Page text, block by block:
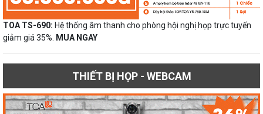
TOA TS-690: Hệ thống âm thanh cho phòng hội nghị họp trực tuyến
giảm giá 35%.
MUA NGAY
THIẾT BỊ HỌP - WEBCAM